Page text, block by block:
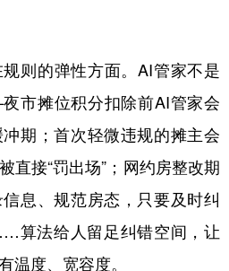
则的弹性方面。AI管家不是
市摊位积分扣除前AI管家会
期；首次轻微违规的摊主会
直接“罚出场”；网约房整改期
息、规范房态，只要及时纠
算法给人留足纠错空间，让
温度、宽容度。